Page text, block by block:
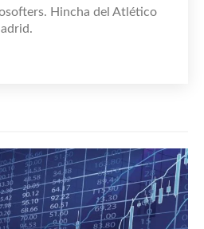
Hincha del Atlético